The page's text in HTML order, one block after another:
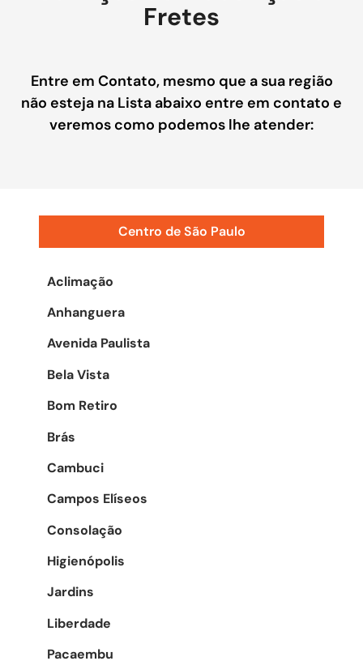
Fretes
Entre em Contato, mesmo que a sua região
não esteja na Lista abaixo entre em contato e
veremos como podemos lhe atender:
Centro de São Paulo
Aclimação
Anhanguera
Avenida Paulista
Bela Vista
Bom Retiro
Brás
Cambuci
Campos Elíseos
Consolação
Higienópolis
Jardins
Liberdade
Pacaembu